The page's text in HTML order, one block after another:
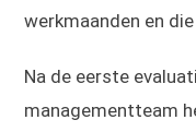
werkmaanden en
Na de eerste
managementteam